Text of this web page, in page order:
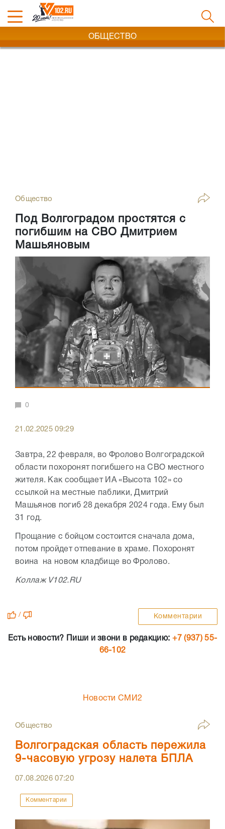
ОБЩЕСТВО
Общество
Под Волгоградом простятся с
погибшим на СВО Дмитрием
Машьяновым
0
21.02.2025 09:29
Завтра, 22 февраля, во Фролово Волгоградской
области похоронят погибшего на СВО местного
жителя. Как сообщает ИА «Высота 102» со
ссылкой на местные паблики, Дмитрий
Машьянов погиб 28 декабря 2024 года. Ему был
31 год.
Прощание с бойцом состоится сначала дома,
потом пройдет отпевание в храме. Похоронят
воина на новом кладбище во Фролово.
Коллаж V102.RU
/ Комментарии
Есть новости? Пиши и звони в редакцию: +7 (937) 55-
66-102
Новости СМИ2
Общество
Волгоградская область пережила
9-часовую угрозу налета БПЛА
07.08.202607:20
Комментарии